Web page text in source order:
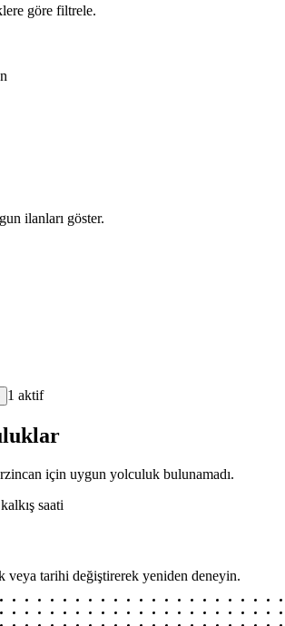
göre filtrele.
ilanları göster.
1 aktif
için uygun yolculuk bulunamadı.
saati
veya tarihi değiştirerek yeniden deneyin.